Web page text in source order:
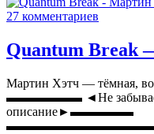
27 комментариев
Quantum Break
Мартин Хэтч — тёмная,
▬▬▬▬▬▬ ◄Не забываем
описание►▬▬▬▬▬